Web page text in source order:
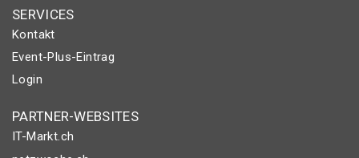
SERVICES
Kontakt
Event-Plus-Eintrag
Login
PARTNER-WEBSITES
IT-Markt.ch